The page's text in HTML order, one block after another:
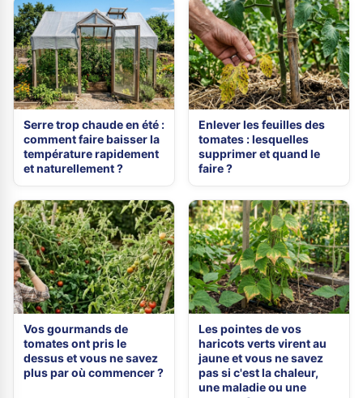
Serre trop chaude en été :
comment faire baisser la
température rapidement
et naturellement ?
Enlever les feuilles des
tomates : lesquelles
supprimer et quand le
faire ?
Vos gourmands de
tomates ont pris le
dessus et vous ne savez
plus par où commencer ?
Les pointes de vos
haricots verts virent au
jaune et vous ne savez
pas si c'est la chaleur,
une maladie ou une